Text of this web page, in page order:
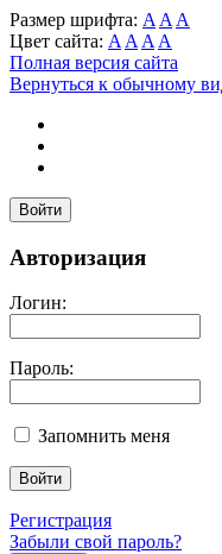
Размер шрифта: A A A
Цвет сайта: A A A A
Полная версия сайта
Вернуться к обычному
Войти
Авторизация
Логин:
Пароль:
Запомнить меня
Регистрация
Забыли свой пароль?